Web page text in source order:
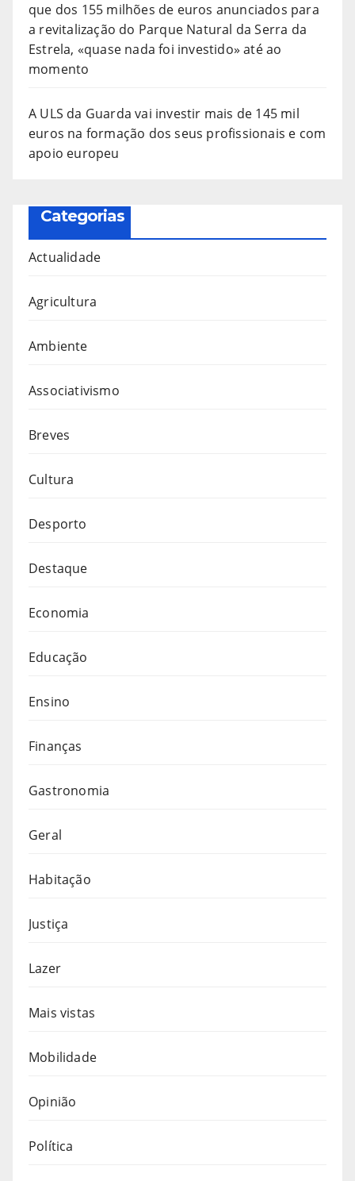
que dos 155 milhões de euros anunciados para
a revitalização do Parque Natural da Serra da
Estrela, «quase nada foi investido» até ao
momento
A ULS da Guarda vai investir mais de 145 mil
euros na formação dos seus profissionais e com
apoio europeu
Categorias
Actualidade
Agricultura
Ambiente
Associativismo
Breves
Cultura
Desporto
Destaque
Economia
Educação
Ensino
Finanças
Gastronomia
Geral
Habitação
Justiça
Lazer
Mais vistas
Mobilidade
Opinião
Política